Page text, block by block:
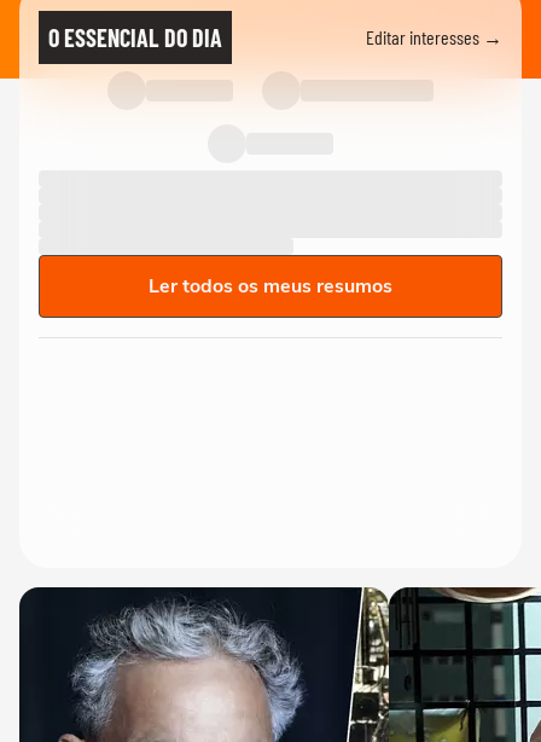
O ESSENCIAL DO DIA Editar interesses →
Ler todos os meus resumos